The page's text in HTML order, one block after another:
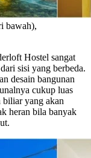
bawah),
Hostel sangat
sisi yang berbeda.
desain bangunan
cukup luas
biliar yang akan
heran bila banyak